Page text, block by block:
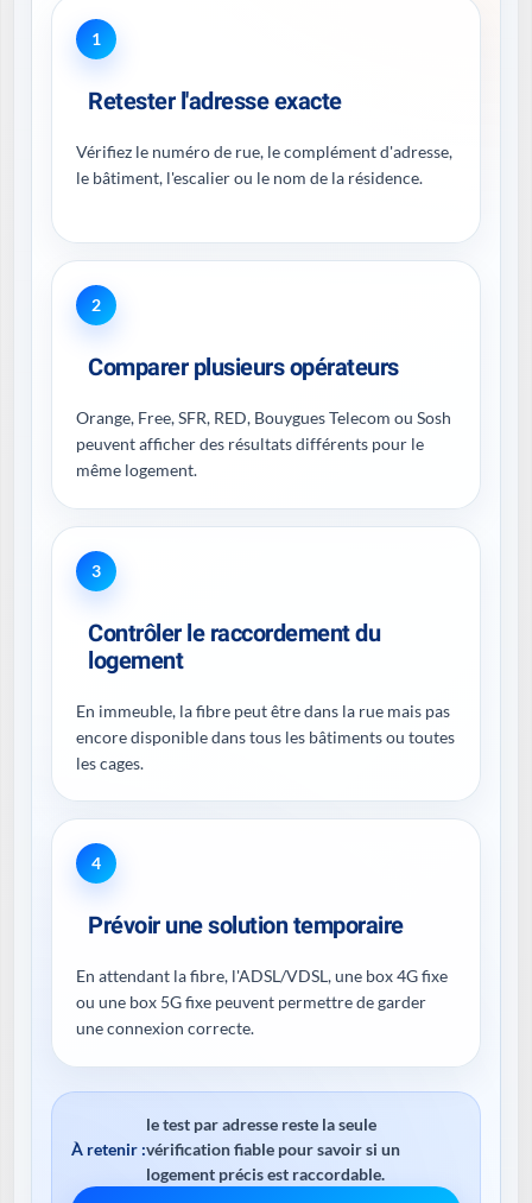
1
Retester l'adresse exacte
Vérifiez le numéro de rue, le complément d'adresse,
le bâtiment, l'escalier ou le nom de la résidence.
2
Comparer plusieurs opérateurs
Orange, Free, SFR, RED, Bouygues Telecom ou Sosh
peuvent afficher des résultats différents pour le
même logement.
3
Contrôler le raccordement du
logement
En immeuble, la fibre peut être dans la rue mais pas
encore disponible dans tous les bâtiments ou toutes
les cages.
4
Prévoir une solution temporaire
En attendant la fibre, l'ADSL/VDSL, une box 4G fixe
ou une box 5G fixe peuvent permettre de garder
une connexion correcte.
À retenir :
le test par adresse reste la seule
vérification fiable pour savoir si un
logement précis est raccordable.